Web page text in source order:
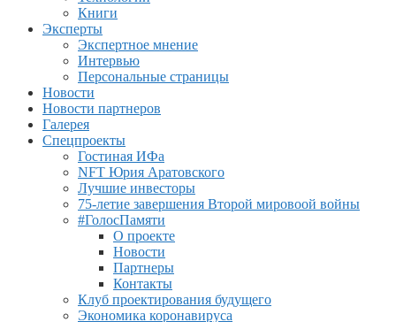
Книги
Эксперты
Экспертное мнение
Интервью
Персональные страницы
Новости
Новости партнеров
Галерея
Спецпроекты
Гостиная ИФа
NFT Юрия Аратовского
Лучшие инвесторы
75-летие завершения Второй мировоой войны
#ГолосПамяти
О проекте
Новости
Партнеры
Контакты
Клуб проектирования будущего
Экономика коронавируса